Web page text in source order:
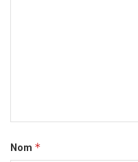
Nom *